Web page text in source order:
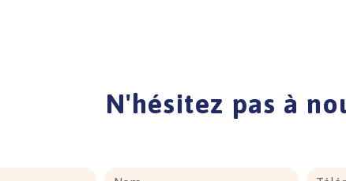
N'hésitez pas à